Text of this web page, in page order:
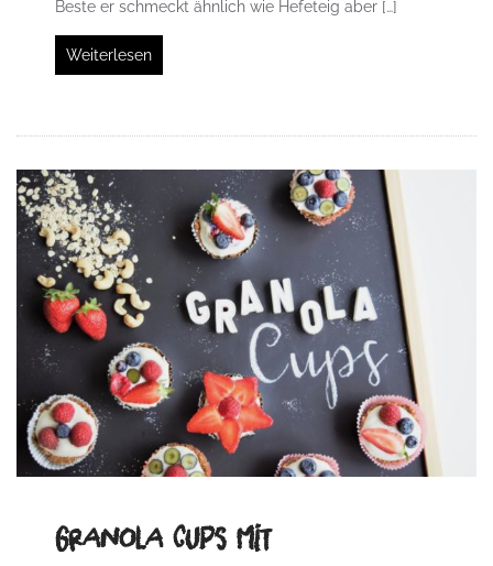
Beste er schmeckt ähnlich wie Hefeteig aber […]
Weiterlesen
Granola Cups mit